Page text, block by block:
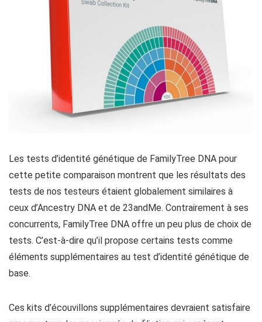
Les tests d’identité génétique de FamilyTree DNA pour
cette petite comparaison montrent que les résultats des
tests de nos testeurs étaient globalement similaires à
ceux d’Ancestry DNA et de 23andMe. Contrairement à ses
concurrents, FamilyTree DNA offre un peu plus de choix de
tests. C’est-à-dire qu’il propose certains tests comme
éléments supplémentaires au test d’identité génétique de
base.
Ces kits d’écouvillons supplémentaires devraient satisfaire